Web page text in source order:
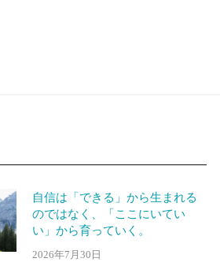
自信は「できる」から生まれる
のではなく、「ここにいてい
い」から育っていく。
2026年7月30日